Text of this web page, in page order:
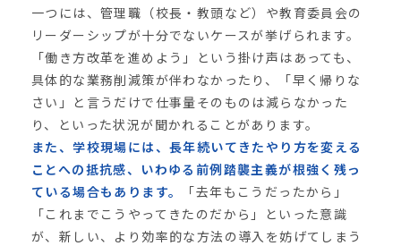
一つには、管理職（校長・教頭など）や教育委員会の
リーダーシップが十分でないケースが挙げられます。
「働き方改革を進めよう」という掛け声はあっても、
具体的な業務削減策が伴わなかったり、「早く帰りな
さい」と言うだけで仕事量そのものは減らなかった
り、といった状況が聞かれることがあります。
また、学校現場には、長年続いてきたやり方を変える
ことへの抵抗感、いわゆる前例踏襲主義が根強く残っ
ている場合もあります。
「去年もこうだったから」
「これまでこうやってきたのだから」といった意識
が、新しい、より効率的な方法の導入を妨げてしまう